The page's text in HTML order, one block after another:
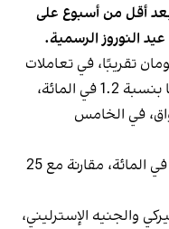
وذلك بعد أقل من أسبوع على
النوروز الرسمية.
الدولار الأميركي بسعر 104,800 تومان تقريبًا، في تعاملات
السبت 29 مارس (آذار)، مسجلاً ارتفاعًا بنسبة 1.2 في المائة،
في الخامس
كما ارتفع الجنيه الإسترليني بنحو 1.3 في المائة، مقارنة مع 25
والجنيه الإسترليني،